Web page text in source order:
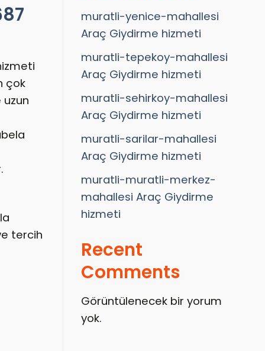
çok
uzun
tercih
muratli-yenice-mahallesi
Araç Giydirme hizmeti
muratli-tepekoy-mahallesi
Araç Giydirme hizmeti
muratli-sehirkoy-mahallesi
Araç Giydirme hizmeti
muratli-sarilar-mahallesi
Araç Giydirme hizmeti
muratli-muratli-merkez-
mahallesi Araç Giydirme
hizmeti
Recent
Comments
Görüntülenecek bir yorum
yok.